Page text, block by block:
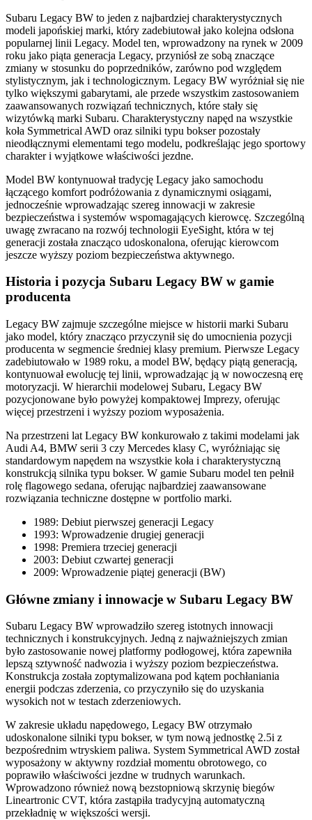
Subaru Legacy BW to jeden z najbardziej charakterystycznych
modeli japońskiej marki, który zadebiutował jako kolejna odsłona
popularnej linii Legacy. Model ten, wprowadzony na rynek w 2009
roku jako piąta generacja Legacy, przyniósł ze sobą znaczące
zmiany w stosunku do poprzedników, zarówno pod względem
stylistycznym, jak i technologicznym. Legacy BW wyróżniał się nie
tylko większymi gabarytami, ale przede wszystkim zastosowaniem
zaawansowanych rozwiązań technicznych, które stały się
wizytówką marki Subaru. Charakterystyczny napęd na wszystkie
koła Symmetrical AWD oraz silniki typu bokser pozostały
nieodłącznymi elementami tego modelu, podkreślając jego sportowy
charakter i wyjątkowe właściwości jezdne.
Model BW kontynuował tradycję Legacy jako samochodu
łączącego komfort podróżowania z dynamicznymi osiągami,
jednocześnie wprowadzając szereg innowacji w zakresie
bezpieczeństwa i systemów wspomagających kierowcę. Szczególną
uwagę zwracano na rozwój technologii EyeSight, która w tej
generacji została znacząco udoskonalona, oferując kierowcom
jeszcze wyższy poziom bezpieczeństwa aktywnego.
Historia i pozycja Subaru Legacy BW w gamie
producenta
Legacy BW zajmuje szczególne miejsce w historii marki Subaru
jako model, który znacząco przyczynił się do umocnienia pozycji
producenta w segmencie średniej klasy premium. Pierwsze Legacy
zadebiutowało w 1989 roku, a model BW, będący piątą generacją,
kontynuował ewolucję tej linii, wprowadzając ją w nowoczesną erę
motoryzacji. W hierarchii modelowej Subaru, Legacy BW
pozycjonowane było powyżej kompaktowej Imprezy, oferując
więcej przestrzeni i wyższy poziom wyposażenia.
Na przestrzeni lat Legacy BW konkurowało z takimi modelami jak
Audi A4, BMW serii 3 czy Mercedes klasy C, wyróżniając się
standardowym napędem na wszystkie koła i charakterystyczną
konstrukcją silnika typu bokser. W gamie Subaru model ten pełnił
rolę flagowego sedana, oferując najbardziej zaawansowane
rozwiązania techniczne dostępne w portfolio marki.
1989: Debiut pierwszej generacji Legacy
1993: Wprowadzenie drugiej generacji
1998: Premiera trzeciej generacji
2003: Debiut czwartej generacji
2009: Wprowadzenie piątej generacji (BW)
Główne zmiany i innowacje w Subaru Legacy BW
Subaru Legacy BW wprowadziło szereg istotnych innowacji
technicznych i konstrukcyjnych. Jedną z najważniejszych zmian
było zastosowanie nowej platformy podłogowej, która zapewniła
lepszą sztywność nadwozia i wyższy poziom bezpieczeństwa.
Konstrukcja została zoptymalizowana pod kątem pochłaniania
energii podczas zderzenia, co przyczyniło się do uzyskania
wysokich not w testach zderzeniowych.
W zakresie układu napędowego, Legacy BW otrzymało
udoskonalone silniki typu bokser, w tym nową jednostkę 2.5i z
bezpośrednim wtryskiem paliwa. System Symmetrical AWD został
wyposażony w aktywny rozdział momentu obrotowego, co
poprawiło właściwości jezdne w trudnych warunkach.
Wprowadzono również nową bezstopniową skrzynię biegów
Lineartronic CVT, która zastąpiła tradycyjną automatyczną
przekładnię w większości wersji.